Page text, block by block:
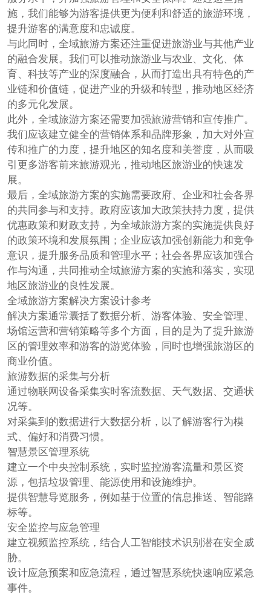
施，我们能够为游客提供更为便利和舒适的旅游环境，
提升游客的满意度和忠诚度。
与此同时，全域旅游方案还注重促进旅游业与其他产业
的融合发展。我们可以推动旅游业与农业、文化、体
育、科技等产业的深度融合，从而打造出具有特色的产
业链和价值链，促进产业的升级和转型，推动地区经济
的多元化发展。
此外，全域旅游方案还需要加强旅游营销和宣传推广。
我们应该建立健全的营销体系和品牌形象，加大对外宣
传和推广的力度，提升地区的知名度和美誉度，从而吸
引更多游客前来旅游观光，推动地区旅游业的快速发
展。
最后，全域旅游方案的实施需要政府、企业和社会各界
的共同参与和支持。政府应该加大政策扶持力度，提供
优惠政策和财政支持，为全域旅游方案的实施提供良好
的政策环境和发展氛围；企业应该加强创新能力和竞争
意识，提升服务品质和管理水平；社会各界应该加强合
作与沟通，共同推动全域旅游方案的实施和落实，实现
地区旅游业的良性发展。
全域旅游方案解决方案设计参考
解决方案通常囊括了数据分析、游客体验、安全管理、
场馆运营和营销策略等多个方面，目的是为了提升旅游
区的管理效率和游客的游览体验，同时也增强旅游区的
商业价值。
旅游数据的采集与分析
通过物联网设备采集实时客流数据、天气数据、交通状
况等。
对采集到的数据进行大数据分析，以了解游客行为模
式、偏好和消费习惯。
智慧景区管理系统
建立一个中央控制系统，实时监控游客流量和景区资
源，包括垃圾管理、能源使用和设施维护。
提供智慧导览服务，例如基于位置的信息推送、智能路
标等。
安全监控与应急管理
建立视频监控系统，结合人工智能技术识别潜在安全威
胁。
设计应急预案和应急流程，通过智慧系统快速响应紧急
事件。